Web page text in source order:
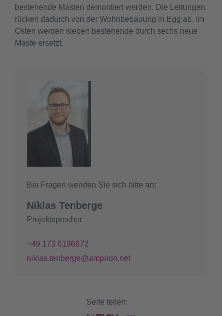
bestehende Masten demontiert werden. Die Leitungen
rücken dadurch von der Wohnbebauung in Egg ab. Im
Osten werden sieben bestehende durch sechs neue
Maste ersetzt.
Bei Fragen wenden Sie sich bitte an:
Niklas Tenberge
Projektsprecher
+49 173 6196672
niklas.tenberge@amprion.net
Seite teilen: